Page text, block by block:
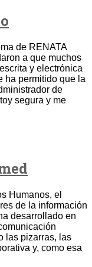
de RENATA
a que muchos
y electrónica
ha permitido que la
de
segura y me
Humanos, el
de la información
desarrollado en
las pizarras, las
y, como esa